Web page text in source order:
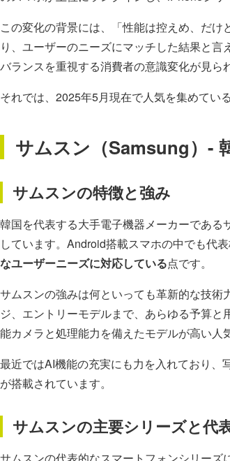
この変化の背景には、「性能は控えめ、だ
り、ユーザーのニーズにマッチした結果と
バランスを重視する消費者の意識変化が見ら
それでは、2025年5月現在で人気を集めてい
サムスン（Samsung）-
サムスンの特徴と強み
韓国を代表する大手電子機器メーカーであ
しています。Android搭載スマホの中でも代
なユーザーニーズに対応している点です。
サムスンの強みは何といっても革新的な技
ジ、エントリーモデルまで、あらゆる予算
能カメラと処理能力を備えたモデルが高い人
最近ではAI機能の充実にも力を入れており
が搭載されています。
サムスンの主要シリーズと代
サムスンの代表的なスマートフォンシリーズ